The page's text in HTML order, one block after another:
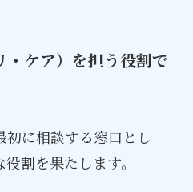
・ケア）を担う役割で
に相談する窓口とし
割を果たします。